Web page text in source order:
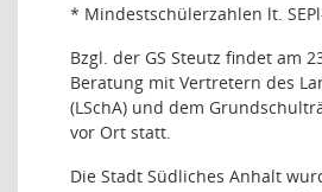
* Mindestschülerzahlen lt.
Bzgl. der GS Steutz findet am
Beratung mit Vertretern des
(LSchA) und dem
vor Ort statt.
Die Stadt Südliches Anhalt